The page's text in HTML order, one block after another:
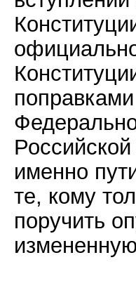
именно
те, кому
поручить